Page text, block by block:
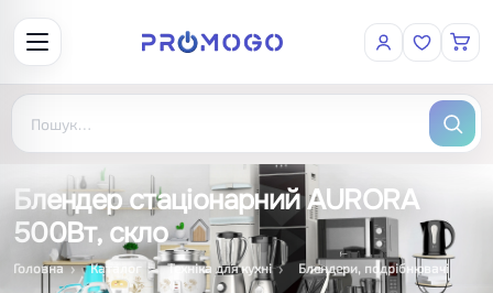
Блендер стаціонарний AURORA
500Вт, скло
Головна Каталог Техніка для кухні Блендери, подрібнювачі